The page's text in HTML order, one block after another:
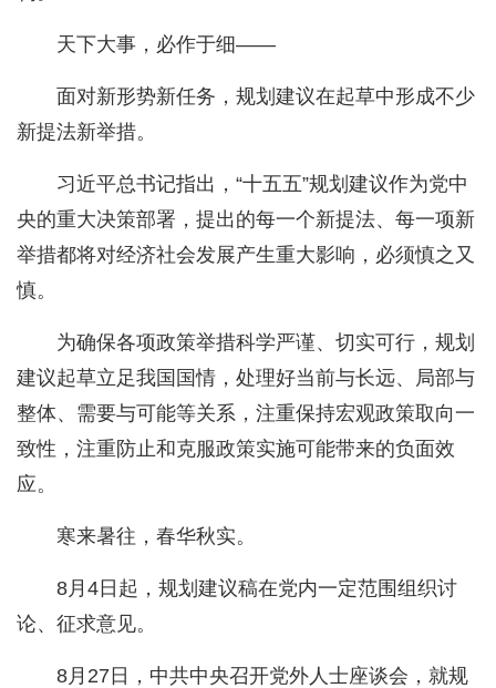
天下大事，必作于细——
面对新形势新任务，规划建议在起草中形成不少
新提法新举措。
习近平总书记指出，“十五五”规划建议作为党中
央的重大决策部署，提出的每一个新提法、每一项新
举措都将对经济社会发展产生重大影响，必须慎之又
慎。
为确保各项政策举措科学严谨、切实可行，规划
建议起草立足我国国情，处理好当前与长远、局部与
整体、需要与可能等关系，注重保持宏观政策取向一
致性，注重防止和克服政策实施可能带来的负面效
应。
寒来暑往，春华秋实。
8月4日起，规划建议稿在党内一定范围组织讨
论、征求意见。
8月27日，中共中央召开党外人士座谈会，就规